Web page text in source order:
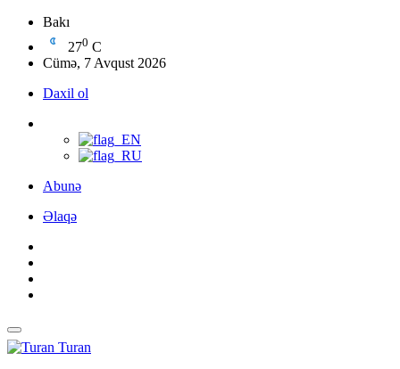
Bakı
270 C
Cümə, 7 Avqust 2026
Daxil ol
Abunə
Əlaqə
Turan